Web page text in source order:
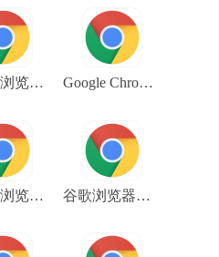
Chrome浏览器金丝雀版（Google Chrome Canary） V106.0.5225.0 64位下载 Google Chrome浏览器金丝雀版（Google Chrome Canary）V109.0.5414.3 64位下载
Chrome浏览器beta版 V108.0.5359.48 64位谷歌浏览器下载 谷歌浏览器稳定版(google chrome stable)下载 chrome 64位 101.0.4951.54